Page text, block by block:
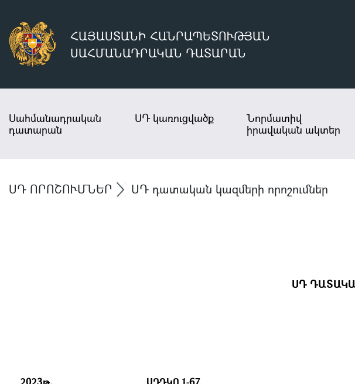
ՀԱՅԱՍՏԱՆԻ ՀԱՆՐԱՊԵՏՈՒԹՅԱՆ
ՍԱՀՄԱՆԱԴՐԱԿԱՆ ԴԱՏԱՐԱՆ
Սահմանադրական
դատարան
ՍԴ կառուցվածք
Նորմատիվ
իրավական ակտեր
ՍԴ ՈՐՈՇՈՒՄՆԵՐ ՍԴ դատական կազմերի որոշումներ
ՍԴ
2023թ. ՍԴԴԿՈ 1-67